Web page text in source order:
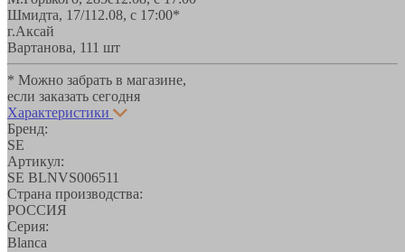
Шмидта, 17/112.08, с 17:00*
г.Аксай
Вартанова, 111 шт
* Можно забрать в магазине,
если заказать сегодня
Характеристики
Бренд:
SE
Артикул:
SE BLNVS006511
Страна производства:
РОССИЯ
Серия:
Blanca